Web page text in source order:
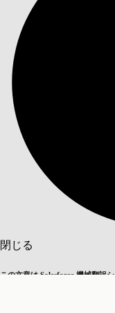
閉じる
この文章は Salesforce 機械翻訳
目次